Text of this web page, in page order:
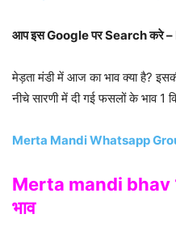
आप इस Google पर Search करे
मेड़ता मंडी में आज का भाव क्या है?
नीचे सारणी में दी गई फसलों के भाव 1
Merta Mandi Whatsapp
Merta mandi bhav
भाव